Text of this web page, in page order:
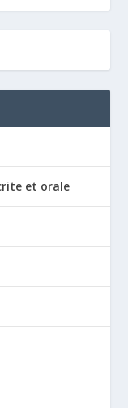
et orale